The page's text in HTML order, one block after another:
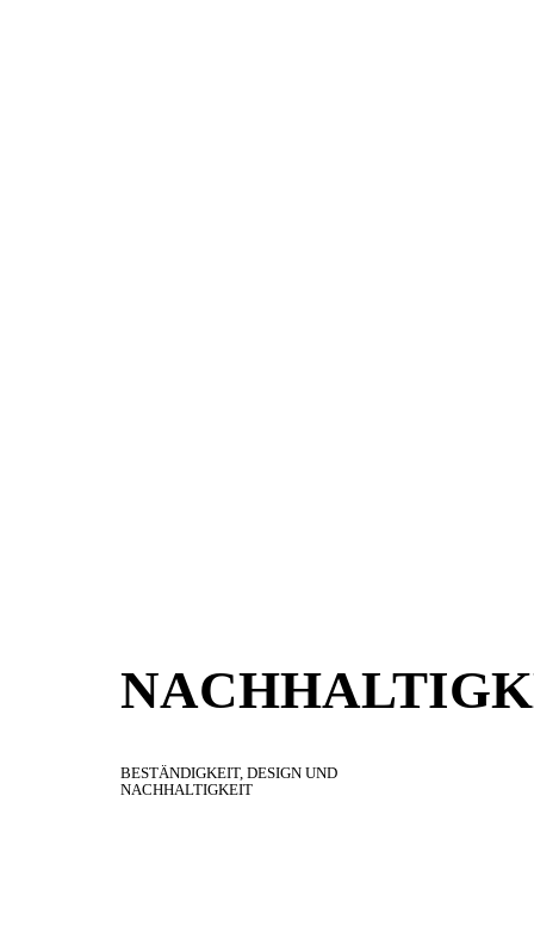
BESTÄNDIGKEIT, DESIGN UND
NACHHALTIGKEIT